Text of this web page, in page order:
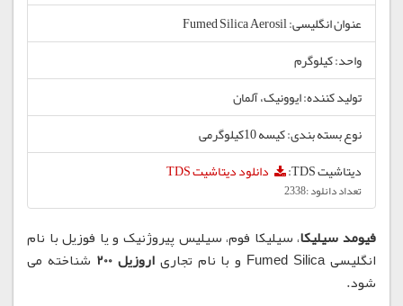
عنوان انگلیسی: Fumed Silica Aerosil
واحد: کیلوگرم
تولید کننده: ایوونیک، آلمان
نوع بسته بندی: کیسه 10کیلوگرمی
دیتاشیت TDS:
دانلود دیتاشیت TDS
تعداد دانلود :2338
فیومد سیلیکا، سیلیکا فوم، سیلیس پیروژنیک و یا فوزیل با نام
انگلیسی Fumed Silica و با نام تجاری
اروزیل 200
شناخته می
شود.